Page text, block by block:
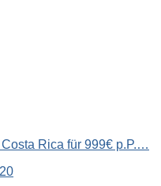
Rica für 999€ p.P.…